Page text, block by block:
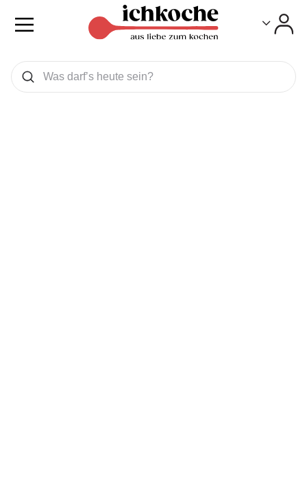
Was wollen Sie suchen
Suchen